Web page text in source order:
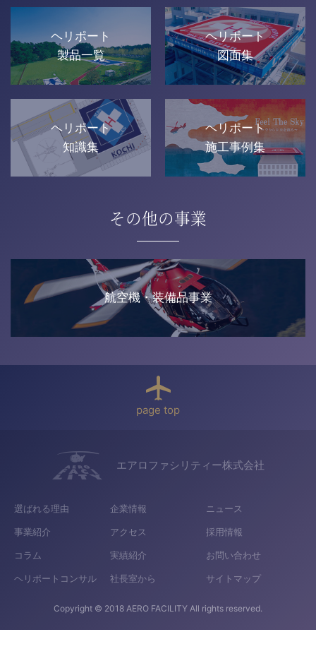
ヘリポート
製品一覧
ヘリポート
図面集
ヘリポート
知識集
ヘリポート
施工事例集
その他の事業
航空機・装備品事業
page top
エアロファシリティー株式会社
選ばれる理由 企業情報 ニュース
事業紹介 アクセス 採用情報
コラム 実績紹介 お問い合わせ
ヘリポートコンサル 社長室から サイトマップ
Copyright © 2018 AERO FACILITY All rights reserved.